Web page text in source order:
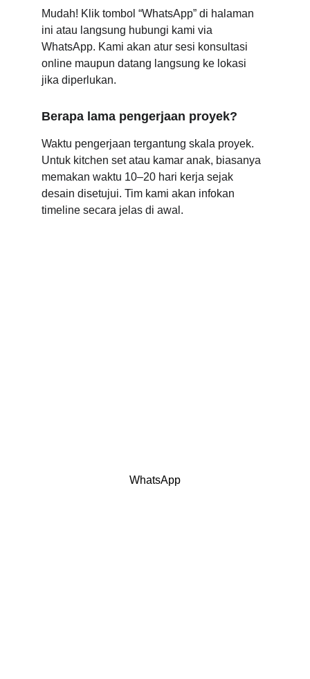
Mudah! Klik tombol “WhatsApp” di halaman
ini atau langsung hubungi kami via
WhatsApp. Kami akan atur sesi konsultasi
online maupun datang langsung ke lokasi
jika diperlukan.
Berapa lama pengerjaan proyek?
Waktu pengerjaan tergantung skala proyek.
Untuk kitchen set atau kamar anak, biasanya
memakan waktu 10–20 hari kerja sejak
desain disetujui. Tim kami akan infokan
timeline secara jelas di awal.
WhatsApp